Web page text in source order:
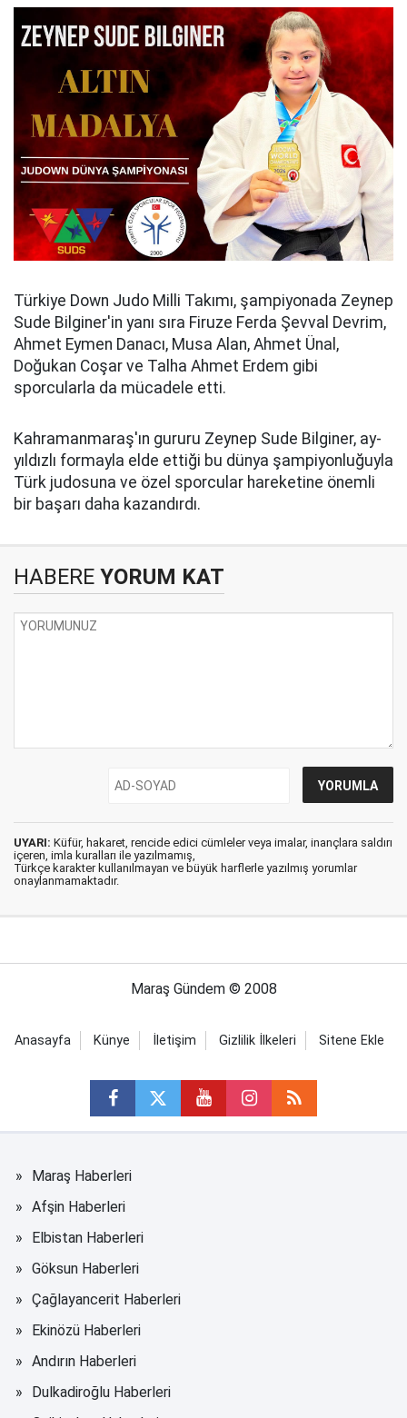
Türkiye Down Judo Milli Takımı, şampiyonada Zeynep
Sude Bilginer'in yanı sıra Firuze Ferda Şevval Devrim,
Ahmet Eymen Danacı, Musa Alan, Ahmet Ünal,
Doğukan Coşar ve Talha Ahmet Erdem gibi
sporcularla da mücadele etti.
Kahramanmaraş'ın gururu Zeynep Sude Bilginer, ay-
yıldızlı formayla elde ettiği bu dünya şampiyonluğuyla
Türk judosuna ve özel sporcular hareketine önemli
bir başarı daha kazandırdı.
HABERE YORUM KAT
UYARI: Küfür, hakaret, rencide edici cümleler veya imalar, inançlara saldırı
içeren, imla kuralları ile yazılmamış,
Türkçe karakter kullanılmayan ve büyük harflerle yazılmış yorumlar
onaylanmamaktadır.
Maraş Gündem © 2008
Anasayfa Künye İletişim Gizlilik İlkeleri Sitene Ekle
Maraş Haberleri
Afşin Haberleri
Elbistan Haberleri
Göksun Haberleri
Çağlayancerit Haberleri
Ekinözü Haberleri
Andırın Haberleri
Dulkadiroğlu Haberleri